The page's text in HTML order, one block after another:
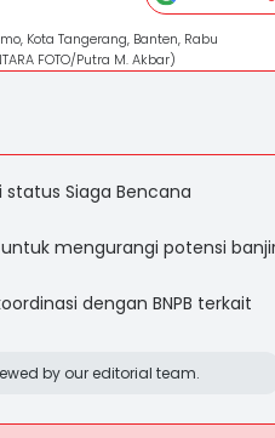
Kota Tangerang, Banten, Rabu
FOTO/Putra M. Akbar)
status Siaga Bencana
mengurangi potensi
dengan BNPB terkait
by our editorial team.